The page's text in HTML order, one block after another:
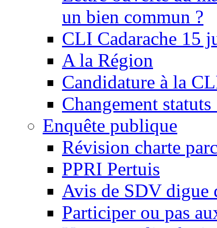
un bien commun ?
CLI Cadarache 15
A la Région
Candidature à la
Changement
Enquête publique
Révision charte
PPRI Pertuis
Avis de SDV digue
Participer ou pas